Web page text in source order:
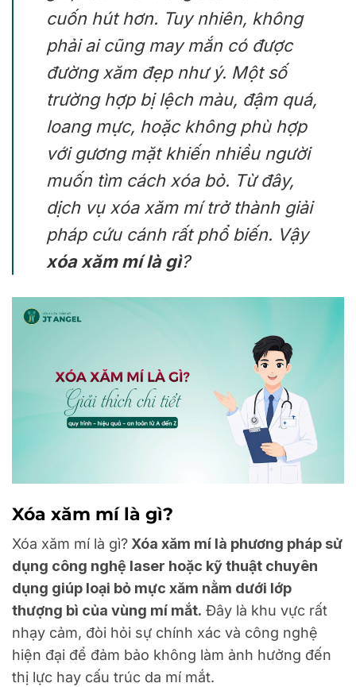
cuốn hút hơn. Tuy nhiên, không
phải ai cũng may mắn có được
đường xăm đẹp như ý. Một số
trường hợp bị lệch màu, đậm quá,
loang mực, hoặc không phù hợp
với gương mặt khiến nhiều người
muốn tìm cách xóa bỏ. Từ đây,
dịch vụ xóa xăm mítrở thành giải
pháp cứu cánh rất phổ biến. Vậy
xóa xăm mí là gì?
Xóa xăm mí là gì?
Xóa xăm mí là gì? Xóa xăm mí là phương pháp sử
dụng công nghệ laser hoặc kỹ thuật chuyên
dụng giúp loại bỏ mực xăm nằm dưới lớp
thượng bì của vùng mí mắt. Đây là khu vực rất
nhạy cảm, đòi hỏi sự chính xác và công nghệ
hiện đại để đảm bảo không làm ảnh hưởng đến
thị lực hay cấu trúc da mí mắt.